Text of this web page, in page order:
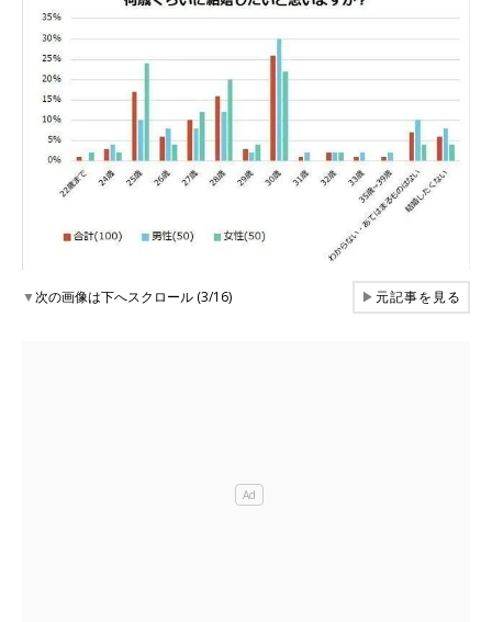
▼次の画像は下へスクロール (3/16) ▶元記事を見る